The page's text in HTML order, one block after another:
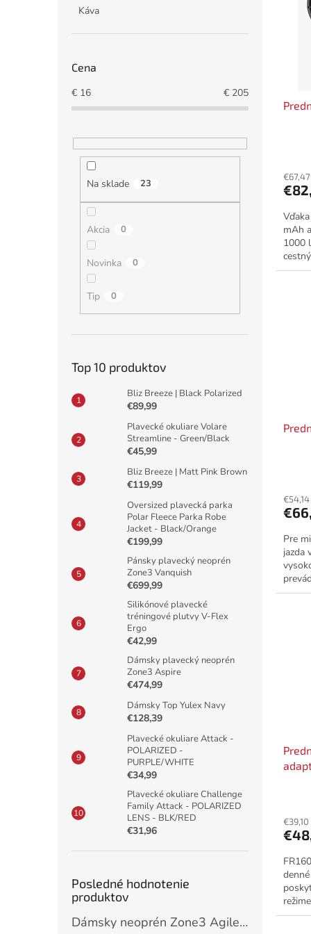
Káva
Cena
€ 16 € 205
Na sklade 23
Akcia 0
Novinka 0
Tip 0
Top 10 produktov
Bliz Breeze | Black Polarized
€89,99
Plavecké okuliare Volare
Streamline - Green/Black
€45,99
Bliz Breeze | Matt Pink Brown
€119,99
Oversized plavecká parka
Polar Fleece Parka Robe
Jacket - Black/Orange
€199,99
Pánsky plavecký neoprén
Zone3 Vanquish
€699,99
Silikónové plavecké
tréningové plutvy V-Flex
Ergo
€42,99
Dámsky plavecký neoprén
Zone3 Aspire
€474,99
Dámsky Top Yulex Navy
€128,39
Plavecké okuliare Attack -
POLARIZED -
PURPLE/WHITE
€34,99
Plavecké okuliare Challenge
Family Attack - POLARIZED
LENS - BLK/RED
€31,96
Posledné hodnotenie
produktov
Dámsky neoprén Zone3 Agile / Black/Pink/Turquoise
mAh
1000
Pre
jazda
nich.